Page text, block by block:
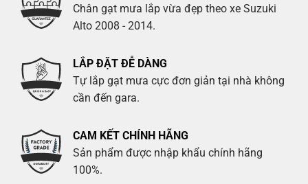
Chân gạt mưa lắp vừa đẹp theo xe Suzuki
Alto 2008 - 2014.
LẮP ĐẶT ĐỄ DÀNG
Tự lắp gạt mưa cực đơn giản tại nhà không
cần đến gara.
CAM KẾT CHÍNH HÃNG
Sản phẩm được nhập khẩu chính hãng
100%.